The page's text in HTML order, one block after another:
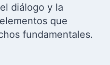
diálogo y la
que
fundamentales.